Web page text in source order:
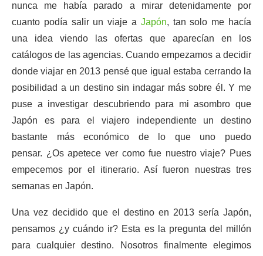
nunca me había parado a mirar detenidamente por
cuanto podía salir un viaje a Japón, tan solo me hacía
una idea viendo las ofertas que aparecían en los
catálogos de las agencias. Cuando empezamos a decidir
donde viajar en 2013 pensé que igual estaba cerrando la
posibilidad a un destino sin indagar más sobre él. Y me
puse a investigar descubriendo para mi asombro que
Japón es para el viajero independiente un destino
bastante más económico de lo que uno puedo
pensar. ¿Os apetece ver como fue nuestro viaje? Pues
empecemos por el itinerario. Así fueron nuestras tres
semanas en Japón.
Una vez decidido que el destino en 2013 sería Japón,
pensamos ¿y cuándo ir? Esta es la pregunta del millón
para cualquier destino. Nosotros finalmente elegimos